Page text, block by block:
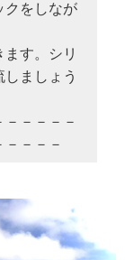
クをしなが
す。シリ
ましょう
－－－－
－－－